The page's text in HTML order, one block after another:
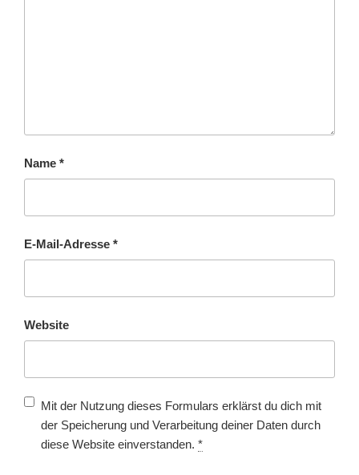
Name *
E-Mail-Adresse *
Website
Mit der Nutzung dieses Formulars erklärst du dich mit
der Speicherung und Verarbeitung deiner Daten durch
diese Website einverstanden. *